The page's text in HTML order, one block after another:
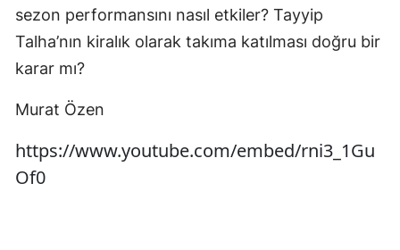
sezon performansını nasıl etkiler? Tayyip
Talha’nın kiralık olarak takıma katılması doğru bir
karar mı?
Murat Özen
https://www.youtube.com/embed/rni3_1Gu
Of0